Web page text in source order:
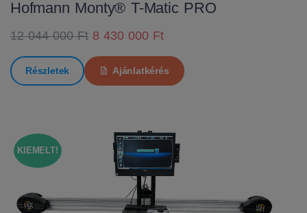
Hofmann Monty® T-Matic PRO
12 044 000 Ft 8 430 000 Ft
Részletek Ajánlatkérés
KIEMELT!